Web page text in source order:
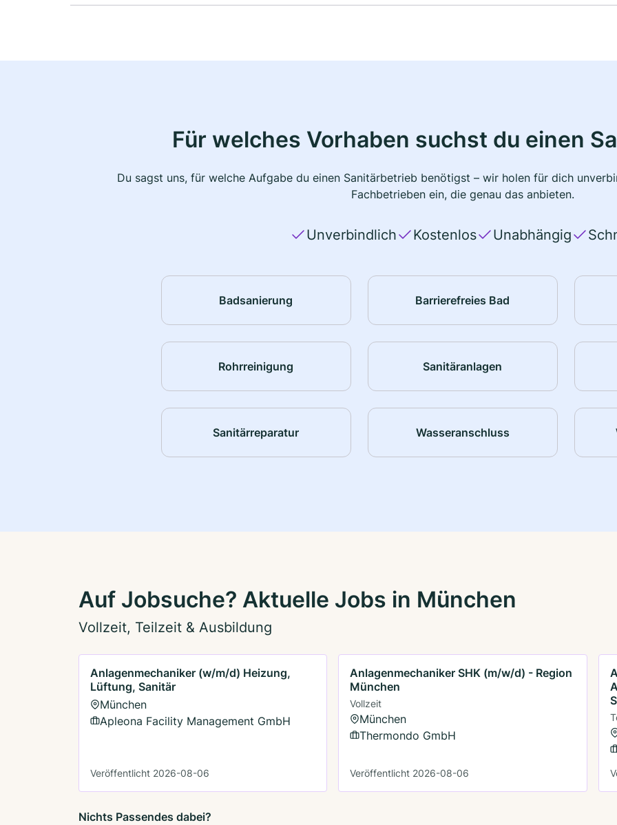
Für welches Vorhaben suchst du einen
Du sagst uns, für welche Aufgabe du einen Sanitärbetrieb benötigst – wir holen für dich
Fachbetrieben ein, die genau das anbieten.
Unverbindlich Kostenlos Unabhängig
Badsanierung Barrierefreies Bad
Rohrreinigung Sanitäranlagen
Sanitärreparatur Wasseranschluss
Auf Jobsuche? Aktuelle Jobs in München
Vollzeit, Teilzeit & Ausbildung
Anlagenmechaniker (w/m/d) Heizung,
Lüftung, Sanitär
München
Apleona Facility Management GmbH
Veröffentlicht 2026-08-06
Anlagenmechaniker SHK (m/w/d) - Region
München
Vollzeit
München
Thermondo GmbH
Veröffentlicht 2026-08-06
Nichts Passendes dabei?